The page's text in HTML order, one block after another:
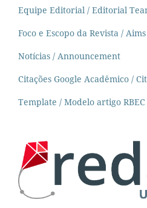
Equipe Editorial / Editorial
Foco e Escopo da Revista /
Notícias / Announcement
Citações Google Acadêmico /
Template / Modelo artigo RBEC